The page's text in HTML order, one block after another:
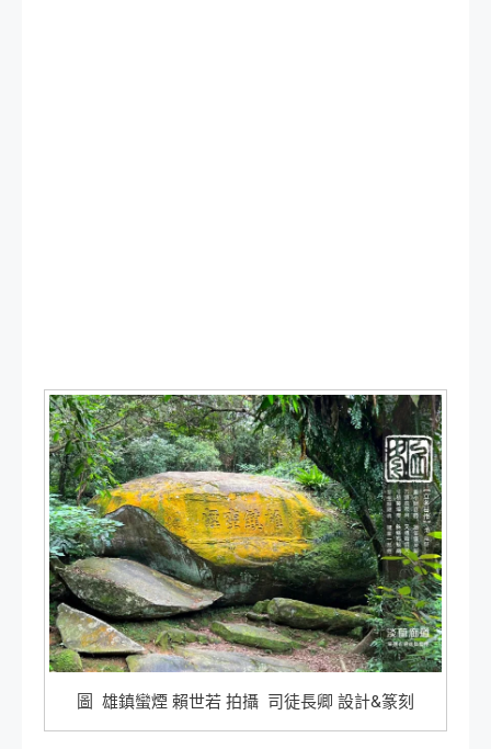
圖 雄鎮蠻煙 賴世若 拍攝 司徒長卿 設計&篆刻